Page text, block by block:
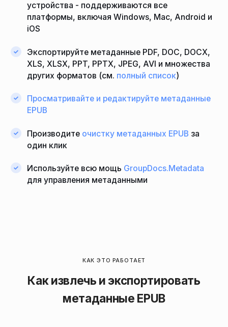
устройства - поддерживаются все
платформы, включая Windows, Mac, Android и
iOS
Экспортируйте метаданные PDF, DOC, DOCX,
XLS, XLSX, PPT, PPTX, JPEG, AVI и множества
других форматов (см. полный список)
Просматривайте и редактируйте метаданные
EPUB
Производите очистку метаданных EPUB за
один клик
Используйте всю мощь GroupDocs.Metadata
для управления метаданными
КАК ЭТО РАБОТАЕТ
Как извлечь и экспортировать
метаданные EPUB